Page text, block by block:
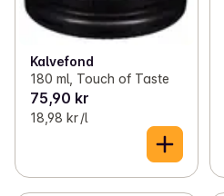
Kalvefond
180 ml, Touch of Taste
75,90 kr
18,98 kr /l